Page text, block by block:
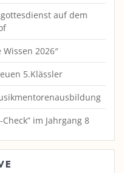
auf dem
2026″
5.Klässler
im Jahrgang 8